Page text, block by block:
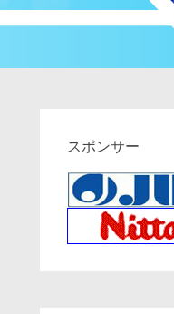
スポンサー